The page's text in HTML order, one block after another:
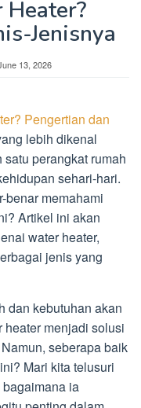
Jenisnya
13, 2026
Pengertian dan
lebih dikenal
perangkat rumah
sehari-hari.
benar memahami
Artikel ini akan
water heater,
jenis yang
dan kebutuhan akan
heater menjadi solusi
seberapa baik
Mari kita telusuri
ia